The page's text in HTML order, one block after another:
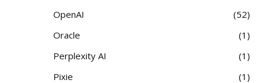
OpenAI
52
Oracle
1
Perplexity AI
1
Pixie
1